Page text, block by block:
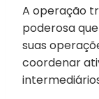
A operação
poderosa
suas
coordenar